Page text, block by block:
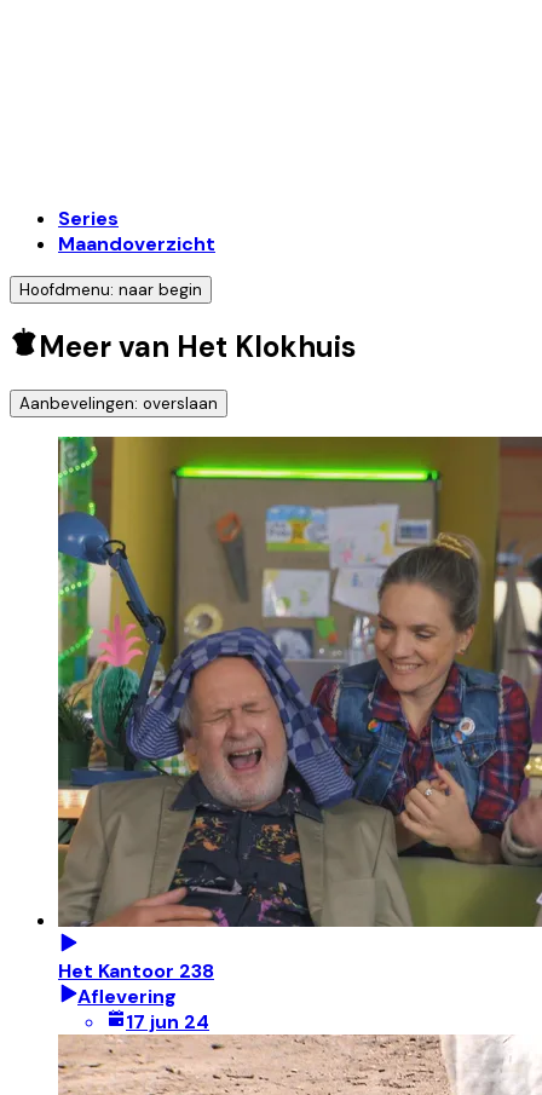
Series
Maandoverzicht
Hoofdmenu: naar begin
Meer van Het Klokhuis
Aanbevelingen: overslaan
Het Kantoor 238
Aflevering
17 jun 24